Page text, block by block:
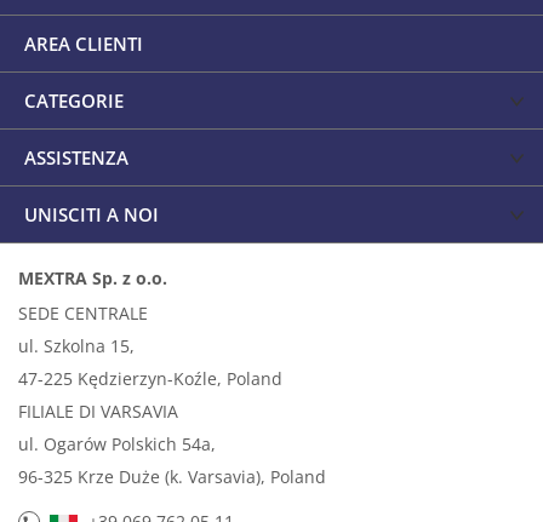
AREA CLIENTI
CATEGORIE
ASSISTENZA
UNISCITI A NOI
MEXTRA Sp. z o.o.
SEDE CENTRALE
ul. Szkolna 15,
47-225 Kędzierzyn-Koźle, Poland
FILIALE DI VARSAVIA
ul. Ogarów Polskich 54a,
96-325 Krze Duże (k. Varsavia), Poland